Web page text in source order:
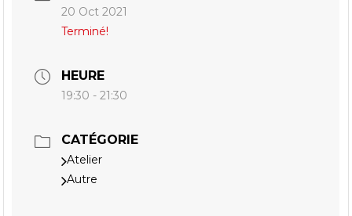
20 Oct 2021
Terminé!
HEURE
19:30 - 21:30
CATÉGORIE
Atelier
Autre